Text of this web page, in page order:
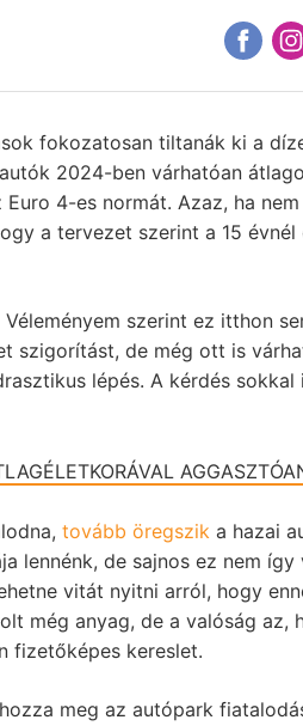
fokozatosan tiltanák ki a
2024-ben várhatóan
4-es normát. Azaz, ha
a tervezet szerint a 15
szerint ez itthon
szigorítást, de még ott is
lépés. A kérdés
tovább öregszik a hazai
lennénk, de sajnos ez nem így
vitát nyitni arról, hogy
még anyag, de a valóság az,
fizetőképes kereslet.
meg az autópark